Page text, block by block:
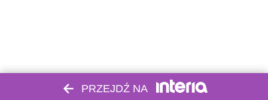
PRZEJDŹ NA